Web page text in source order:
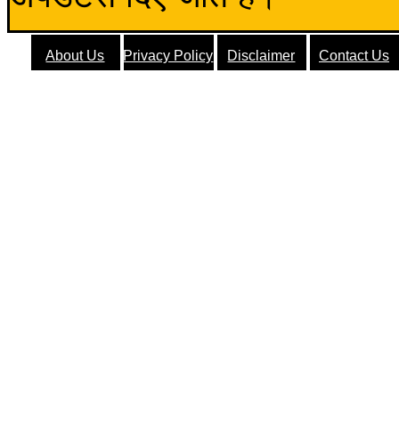
About Us Privacy Policy Disclaimer Contact Us